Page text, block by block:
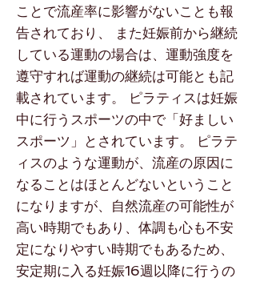
ことで流産率に影響がないことも報
告されており、 また妊娠前から継続
している運動の場合は、運動強度を
遵守すれば運動の継続は可能とも記
載されています。 ピラティスは妊娠
中に行うスポーツの中で「好ましい
スポーツ」とされています。 ピラテ
ィスのような運動が、流産の原因に
なることはほとんどないということ
になりますが、自然流産の可能性が
高い時期でもあり、体調も心も不安
定になりやすい時期でもあるため、
安定期に入る妊娠16週以降に行うの